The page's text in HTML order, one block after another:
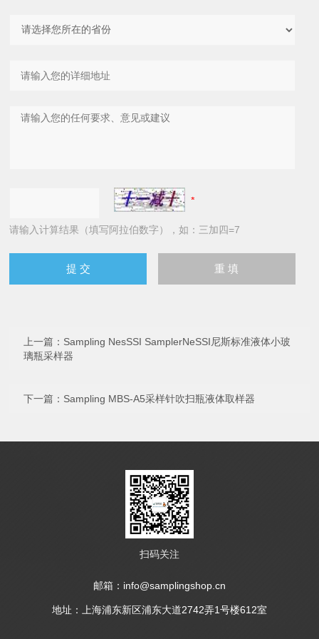
请输入计算结果（填写阿拉伯数字），如：三加四=7
上一篇： Sampling NesSSI SamplerNeSSI尼斯标准液体小玻
璃瓶采样器
下一篇： Sampling MBS-A5采样针吹扫瓶液体取样器
扫码关注
邮箱：info@samplingshop.cn
地址：上海浦东新区浦东大道2742弄1号楼612室